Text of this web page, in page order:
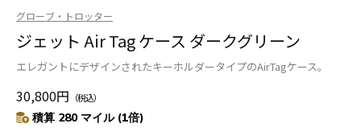
グローブ・トロッター
ジェット Air Tag ケース ダークグリーン
エレガントにデザインされたキーホルダータイプのAirTagケース。
30,800円 （税込）
積算 280 マイル (1倍)